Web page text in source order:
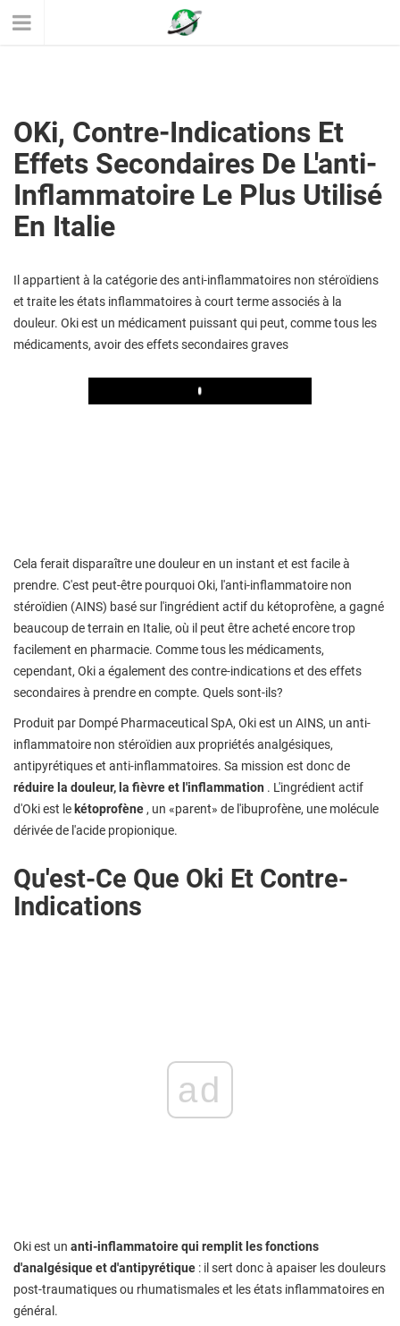
OKi, Contre-Indications Et
Effets Secondaires De L'anti-
Inflammatoire Le Plus Utilisé
En Italie
Il appartient à la catégorie des anti-inflammatoires non stéroïdiens
et traite les états inflammatoires à court terme associés à la
douleur. Oki est un médicament puissant qui peut, comme tous les
médicaments, avoir des effets secondaires graves
Play
Cela ferait disparaître une douleur en un instant et est facile à
prendre. C'est peut-être pourquoi Oki, l'anti-inflammatoire non
stéroïdien (AINS) basé sur l'ingrédient actif du kétoprofène, a gagné
beaucoup de terrain en Italie, où il peut être acheté encore trop
facilement en pharmacie. Comme tous les médicaments,
cependant, Oki a également des contre-indications et des effets
secondaires à prendre en compte. Quels sont-ils?
Produit par Dompé Pharmaceutical SpA, Oki est un AINS, un anti-
inflammatoire non stéroïdien aux propriétés analgésiques,
antipyrétiques et anti-inflammatoires. Sa mission est donc de
réduire la douleur, la fièvre et l'inflammation . L'ingrédient actif
d'Oki est le kétoprofène , un «parent» de l'ibuprofène, une molécule
dérivée de l'acide propionique.
Qu'est-Ce Que Oki Et Contre-
Indications
ad
Oki est un anti-inflammatoire qui remplit les fonctions
d'analgésique et d'antipyrétique : il sert donc à apaiser les douleurs
post-traumatiques ou rhumatismales et les états inflammatoires en
général.